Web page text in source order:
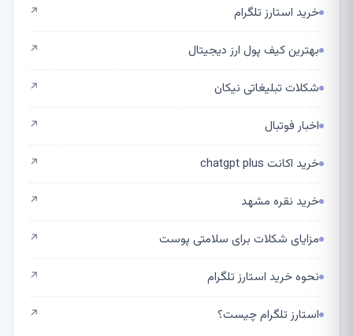
خرید استارز تلگرام ↗
بهترین کیف پول ارز دیجیتال ↗
شکلات تبلیغاتی نیکان ↗
اخبار فوتبال ↗
خرید اکانت chatgpt plus ↗
خرید نقره مشهد ↗
مزایای شکلات برای سلامتی پوست ↗
نحوه خرید استارز تلگرام ↗
استارز تلگرام چیست؟ ↗